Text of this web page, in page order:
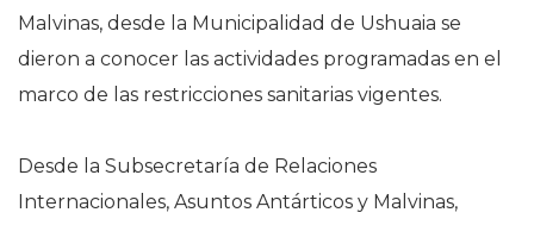
Malvinas, desde la Municipalidad de Ushuaia se
dieron a conocer las actividades programadas en el
marco de las restricciones sanitarias vigentes.
Desde la Subsecretaría de Relaciones
Internacionales, Asuntos Antárticos y Malvinas,